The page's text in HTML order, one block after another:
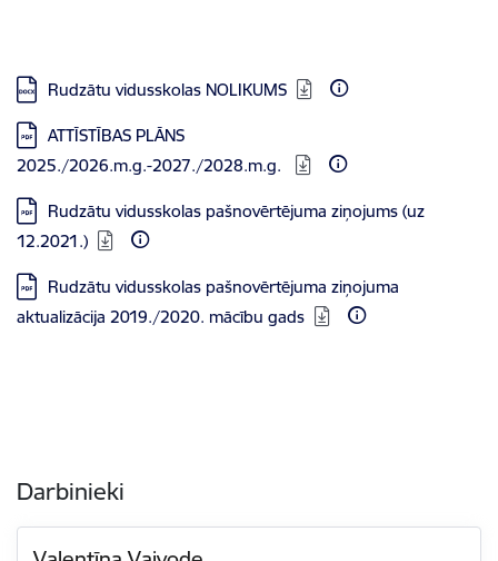
Lejupielādēt:
Rudzātu vidusskolas NOLIKUMS
Lejupielādēt:
ATTĪSTĪBAS PLĀNS
2025./2026.m.g.-2027./2028.m.g.
Lejupielādēt:
Rudzātu vidusskolas pašnovērtējuma ziņojums (uz
12.2021.)
Lejupielādēt:
Rudzātu vidusskolas pašnovērtējuma ziņojuma
aktualizācija 2019./2020. mācību gads
Darbinieki